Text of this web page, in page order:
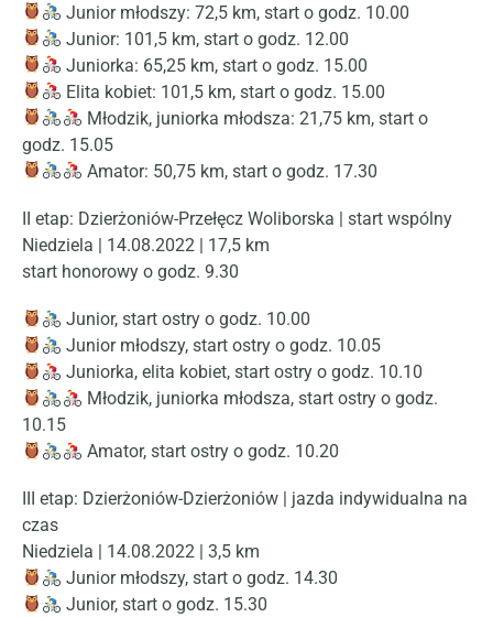
Junior młodszy: 72,5 km, start o godz. 10.00
Junior: 101,5 km, start o godz. 12.00
Juniorka: 65,25 km, start o godz. 15.00
Elita kobiet: 101,5 km, start o godz. 15.00
Młodzik, juniorka młodsza: 21,75 km, start o
godz. 15.05
Amator: 50,75 km, start o godz. 17.30
II etap: Dzierżoniów-Przełęcz Woliborska | start wspólny
Niedziela | 14.08.2022 | 17,5 km
start honorowy o godz. 9.30
Junior, start ostry o godz. 10.00
Junior młodszy, start ostry o godz. 10.05
Juniorka, elita kobiet, start ostry o godz. 10.10
Młodzik, juniorka młodsza, start ostry o godz.
10.15
Amator, start ostry o godz. 10.20
III etap: Dzierżoniów-Dzierżoniów | jazda indywidualna na
czas
Niedziela | 14.08.2022 | 3,5 km
Junior młodszy, start o godz. 14.30
Junior, start o godz. 15.30